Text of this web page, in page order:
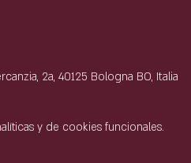
2a, 40125 Bologna BO, Italia
y de cookies funcionales.